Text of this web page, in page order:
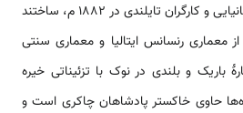
این ساختمان را معماران بریتانیایی و کارگران تایلندی در ۱۸۸۲ م، ساختند
معماری رنسانس ایتالیا و معماری سنتی
باریک و بلندی در نوک با تزئیناتی خیره
حاوی خاکستر پادشاهان چاکری است و